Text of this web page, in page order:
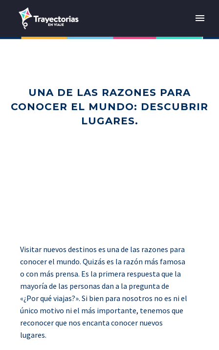
UNA DE LAS RAZONES PARA
CONOCER EL MUNDO: DESCUBRIR
LUGARES.
Visitar nuevos destinos es una de las razones para
conocer el mundo. Quizás es la razón más famosa
o con más prensa. Es la primera respuesta que la
mayoría de las personas dan a la pregunta de
«¿Por qué viajas?». Si bien para nosotros no es ni el
único motivo ni el más importante, tenemos que
reconocer que nos encanta conocer nuevos
lugares.